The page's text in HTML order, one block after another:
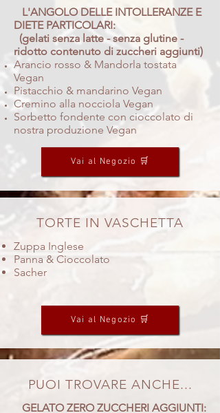
L'ANGOLO DELLE INTOLLERANZE E
DIETE PARTICOLARI:
(gelati senza latte - senza glutine -
ridotto contenuto di zuccheri aggiunti)
Arancio rosso & Mandorla tostata
Vegan
Pistacchio & mandarino Vegan
Cremino alla nocciola Vegan
Sorbetto fondente con cioccolato di
nostra produzione Vegan
Vai al Negozio 🛒
TORTE IN VASCHETTA
Zuppa Inglese
Panna & Cioccolato
Sacher
Vai al Negozio 🛒
PUOI TROVARE ANCHE...
GELATO ZERO ZUCCHERI AGGIUNTI: